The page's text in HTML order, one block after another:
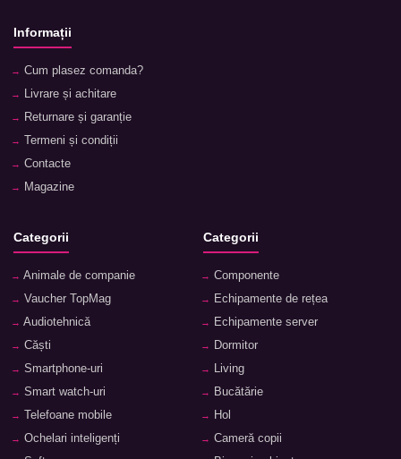
Informații
Cum plasez comanda?
Livrare și achitare
Returnare și garanție
Termeni și condiții
Contacte
Magazine
Categorii
Animale de companie
Vaucher TopMag
Audiotehnică
Căști
Smartphone-uri
Smart watch-uri
Telefoane mobile
Ochelari inteligenți
Categorii
Componente
Echipamente de rețea
Echipamente server
Dormitor
Living
Bucătărie
Hol
Cameră copii